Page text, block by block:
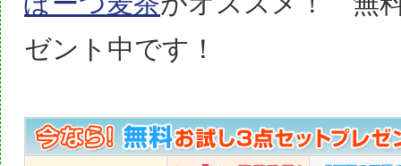
ゼント中です！